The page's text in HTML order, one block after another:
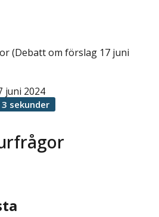
(Debatt om förslag 17 juni
juni 2024
sekunder